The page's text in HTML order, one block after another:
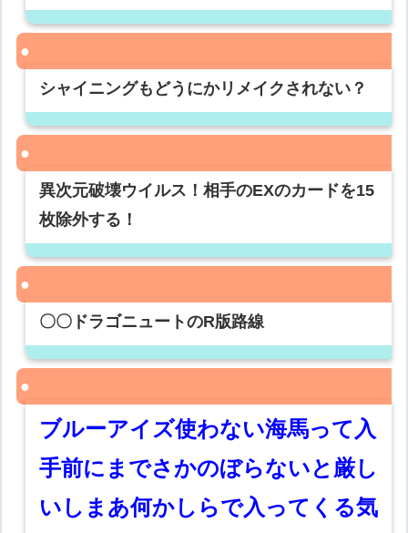
シャイニングもどうにかリメイクされない？
異次元破壊ウイルス！相手のEXのカードを15
枚除外する！
〇〇ドラゴニュートのR版路線
ブルーアイズ使わない海馬って入
手前にまでさかのぼらないと厳し
いしまあ何かしらで入ってくる気